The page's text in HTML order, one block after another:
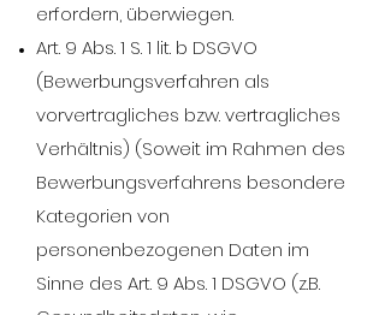
erfordern, überwiegen.
Art. 9 Abs. 1 S. 1 lit. b DSGVO
(Bewerbungsverfahren als
vorvertragliches bzw. vertragliches
Verhältnis) (Soweit im Rahmen des
Bewerbungsverfahrens besondere
Kategorien von
personenbezogenen Daten im
Sinne des Art. 9 Abs. 1 DSGVO (z.B.